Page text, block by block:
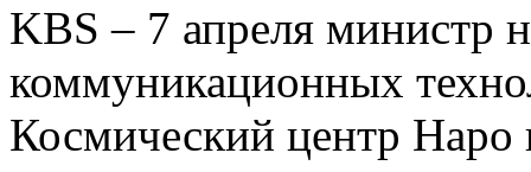
KBS – 7 апреля министр
коммуникационных
Космический центр Наро